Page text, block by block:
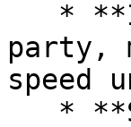
party,
speed